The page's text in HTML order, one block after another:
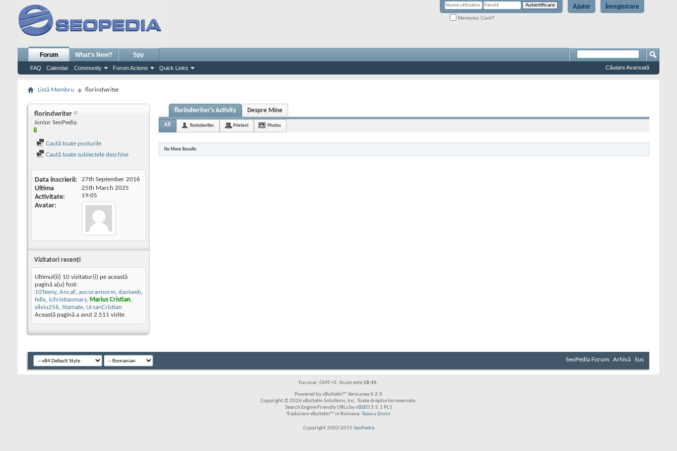
Înregistrare
Ajutor
Memorez Cont?
Forum
FAQ Calendar Community Forum Actions Quick Links
What's New? Spy
Căutare Avansată
Listă Membru florindwriter
florindwriter
Junior SeoPedia
Caută toate posturile
Caută toate subiectele deschise
Data înscrierii 27th September 2016
Ultima
Activitate
25th March 2025
19:05
Avatar
Vizitatori recenţi
Ultimul(ii) 10 vizitator(i) pe această
pagină a(u) fost:
10Teeny, AncaF, aocorannorm, daniweb,
felix, ichristianmary, Marius Cristian,
silviu256, Stamate, UrsanCristian
Această pagină a avut 2.511 vizite
florindwriter's Activity Despre Mine
All florindwriter Prieteni Photos
No More Results
SeoPedia Forum Arhivă Sus
Fus orar: GMT +3. Acum este 18:45.
Powered by vBulletin™ Versiunea 4.2.0
Copyright © 2026 vBulletin Solutions, Inc. Toate drepturile rezervate.
Search Engine Friendly URLs byvBSEO3.5.1 PL1
Traducere vBulletin™ in Romana: Teascu Dorin
Copyright 2002-2015 SeoPedia